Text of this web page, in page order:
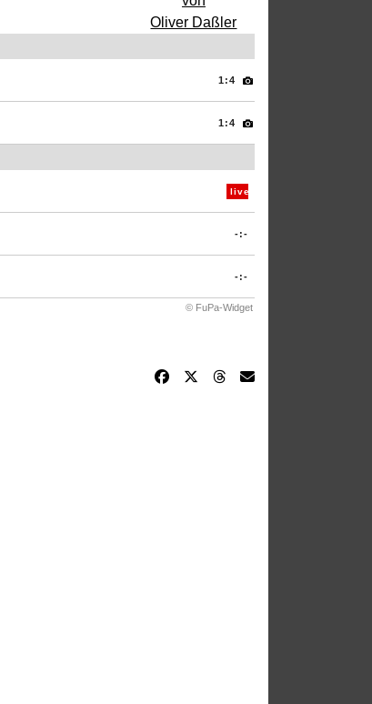
Oliver Daßler
1:4
1:4
live
-:-
-:-
© FuPa-Widget